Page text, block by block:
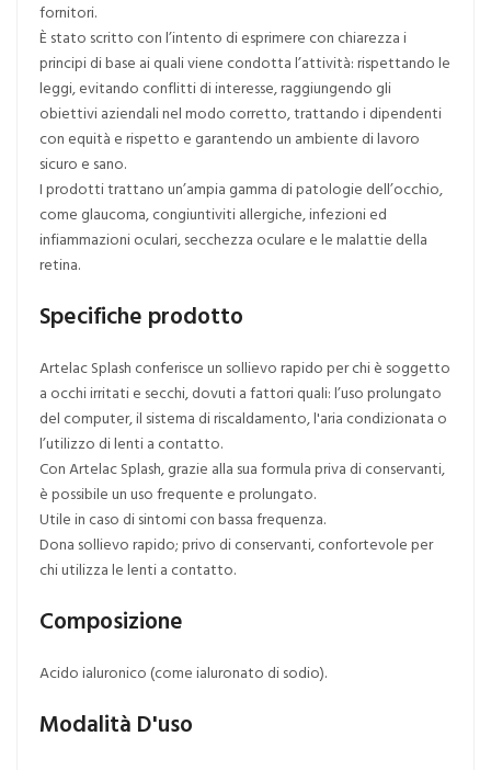
fornitori.
È stato scritto con l’intento di esprimere con chiarezza i
principi di base ai quali viene condotta l’attività: rispettando le
leggi, evitando conflitti di interesse, raggiungendo gli
obiettivi aziendali nel modo corretto, trattando i dipendenti
con equità e rispetto e garantendo un ambiente di lavoro
sicuro e sano.
I prodotti trattano un’ampia gamma di patologie dell’occhio,
come glaucoma, congiuntiviti allergiche, infezioni ed
infiammazioni oculari, secchezza oculare e le malattie della
retina.
Specifiche prodotto
Artelac Splash conferisce un sollievo rapido per chi è soggetto
a occhi irritati e secchi, dovuti a fattori quali: l’uso prolungato
del computer, il sistema di riscaldamento, l'aria condizionata o
l’utilizzo di lenti a contatto.
Con Artelac Splash, grazie alla sua formula priva di conservanti,
è possibile un uso frequente e prolungato.
Utile in caso di sintomi con bassa frequenza.
Dona sollievo rapido; privo di conservanti, confortevole per
chi utilizza le lenti a contatto.
Composizione
Acido ialuronico (come ialuronato di sodio).
Modalità D'uso